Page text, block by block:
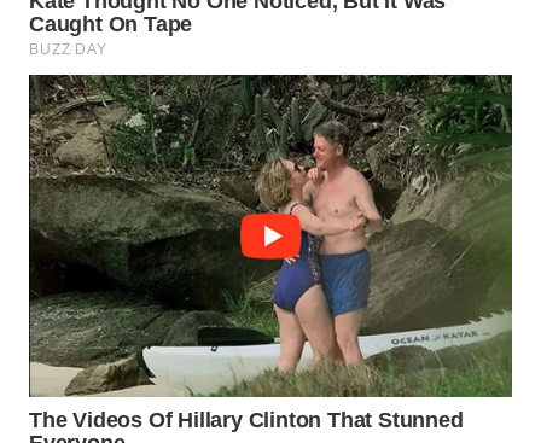
TIMUR
WN
SEMARANG
WN
SOLO
BOROBUDUR
WN
MADURA
WN